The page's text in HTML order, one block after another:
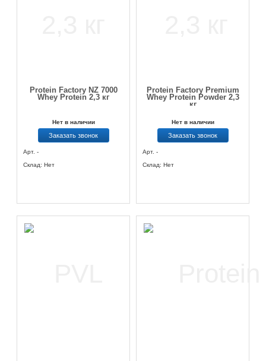
Protein Factory NZ 7000
Whey Protein 2,3 кг
Нет в наличии
Заказать звонок
Арт. -
Склад: Нет
Protein Factory Premium
Whey Protein Powder 2,3
кг
Нет в наличии
Заказать звонок
Арт. -
Склад: Нет